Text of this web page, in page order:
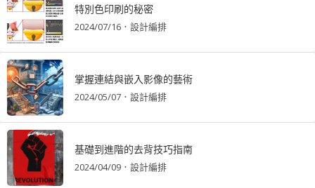
特別色印刷的秘密
2024/07/16 ． 設計編排
掌握連結與嵌入影像的藝術
2024/05/07 ． 設計編排
基礎到進階的去背技巧指南
2024/04/09 ． 設計編排